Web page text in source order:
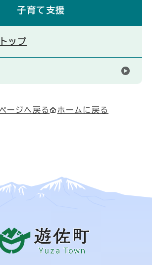
子育て支援
ップ
ージへ戻る ホームに戻る